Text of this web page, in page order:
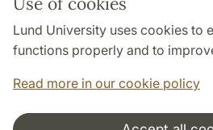
Lund University uses cookies to
functions properly and to
Read more in our cookie policy
Privacy policy
Accessibility